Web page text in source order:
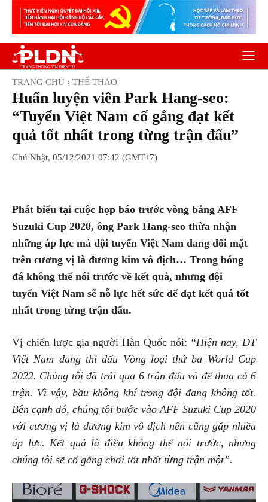
TRANG CHỦ THỂ THAO
Huấn luyện viên Park Hang-seo:
“Tuyển Việt Nam cố gắng đạt kết
quả tốt nhất trong từng trận đấu”
Chủ Nhật, 05/12/2021 07:42 (GMT+7)
Phát biểu tại cuộc họp báo trước vòng bảng AFF
Suzuki Cup 2020, ông Park Hang-seo thừa nhận
những áp lực mà đội tuyển Việt Nam đang đối mặt
trên cương vị là đương kim vô địch… Trong bóng
đá không thể nói trước về kết quả, nhưng đội
tuyển Việt Nam sẽ nỗ lực hết sức để đạt kết quả tốt
nhất trong từng trận đấu.
Vị chiến lược gia người Hàn Quốc nói: “Hiện nay, ĐT
Việt Nam đang thi đấu Vòng loại thứ ba World Cup
2022. Chúng tôi đã trải qua 6 trận đấu và để thua cả 6
trận. Vì vậy, bầu không khí trong đội đang không tốt.
Bên cạnh đó, chúng tôi bước vào AFF Suzuki Cup 2020
với cương vị là đương kim vô địch nên cũng gặp nhiều
áp lực. Kết quả là điều không thể nói trước, nhưng
chúng tôi sẽ cố gắng chơi tốt nhất từng trận một”.